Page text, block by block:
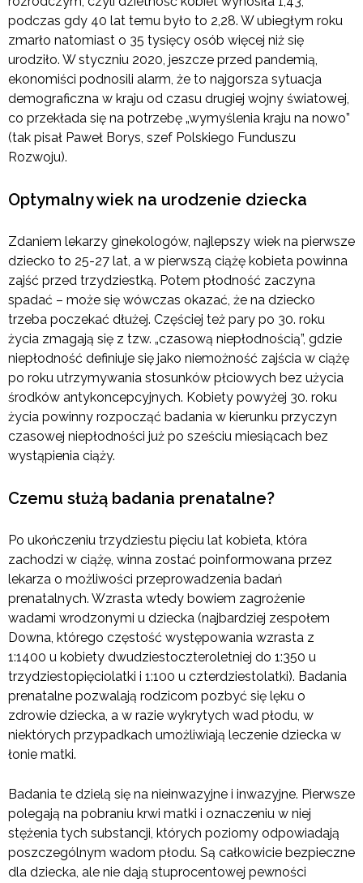
podczas gdy 40 lat temu było to 2,28. W ubiegłym roku
zmarło natomiast o 35 tysięcy osób więcej niż się
urodziło. W styczniu 2020, jeszcze przed pandemią,
ekonomiści podnosili alarm, że to najgorsza sytuacja
demograficzna w kraju od czasu drugiej wojny światowej,
co przekłada się na potrzebę „wymyślenia kraju na nowo”
(tak pisał Paweł Borys, szef Polskiego Funduszu
Rozwoju).
Optymalny wiek na urodzenie dziecka
Zdaniem lekarzy ginekologów, najlepszy wiek na pierwsze
dziecko to 25-27 lat, a w pierwszą ciążę kobieta powinna
zajść przed trzydziestką. Potem płodność zaczyna
spadać – może się wówczas okazać, że na dziecko
trzeba poczekać dłużej. Częściej też pary po 30. roku
życia zmagają się z tzw. „czasową niepłodnością”, gdzie
niepłodność definiuje się jako niemożność zajścia w ciążę
po roku utrzymywania stosunków płciowych bez użycia
środków antykoncepcyjnych. Kobiety powyżej 30. roku
życia powinny rozpocząć badania w kierunku przyczyn
czasowej niepłodności już po sześciu miesiącach bez
wystąpienia ciąży.
Czemu służą badania prenatalne?
Po ukończeniu trzydziestu pięciu lat kobieta, która
zachodzi w ciążę, winna zostać poinformowana przez
lekarza o możliwości przeprowadzenia badań
prenatalnych. Wzrasta wtedy bowiem zagrożenie
wadami wrodzonymi u dziecka (najbardziej zespołem
Downa, którego częstość występowania wzrasta z
1:1400 u kobiety dwudziestoczteroletniej do 1:350 u
trzydziestopięciolatki i 1:100 u czterdziestolatki). Badania
prenatalne pozwalają rodzicom pozbyć się lęku o
zdrowie dziecka, a w razie wykrytych wad płodu, w
niektórych przypadkach umożliwiają leczenie dziecka w
łonie matki.
Badania te dzielą się na nieinwazyjne i inwazyjne. Pierwsze
polegają na pobraniu krwi matki i oznaczeniu w niej
stężenia tych substancji, których poziomy odpowiadają
poszczególnym wadom płodu. Są całkowicie bezpieczne
dla dziecka, ale nie dają stuprocentowej pewności